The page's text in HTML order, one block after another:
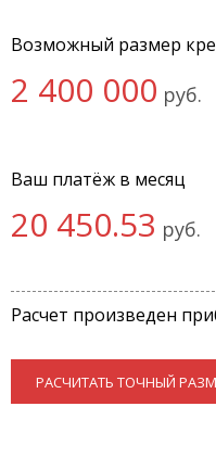
Возможный размер
2 400 000 руб.
Ваш платёж в месяц
20 450.53 руб.
Расчет произведен
РАСЧИТАТЬ ТОЧНЫЙ